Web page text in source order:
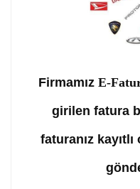
Firmamız E-
girilen fatura
faturanız